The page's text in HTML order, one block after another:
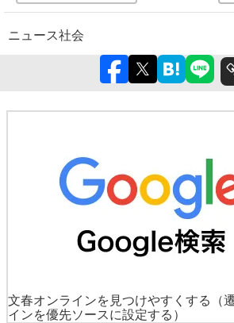
ニュース社会
文春オンラインを見つけやすくする
（
インを優先ソースに設定する）